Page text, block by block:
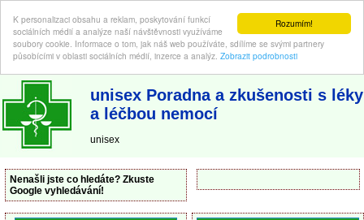
Rozumím!
K personalizaci obsahu a reklam, poskytování funkcí
sociálních médií a analýze naší návštěvnosti využíváme
soubory cookie. Informace o tom, jak náš web používáte, sdílíme se svými partnery
působícími v oblasti sociálních médií, inzerce a analýz. Zobrazit podrobnosti
ABC-LEKARNA.cz | Poradna a zkušenosti s léky a léčbou nemocí
unisex Poradna a zkušenosti s léky
a léčbou nemocí
unisex
Nenašli jste co hledáte? Zkuste
Google vyhledávání!